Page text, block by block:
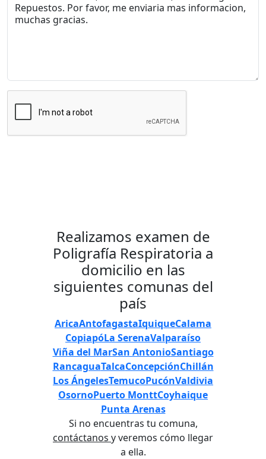
Realizamos examen de
Poligrafía Respiratoria a
domicilio en las
siguientes comunas del
país
AricaAntofagastaIquiqueCalama
CopiapóLa SerenaValparaíso
Viña del MarSan AntonioSantiago
RancaguaTalcaConcepciónChillán
Los ÁngelesTemucoPucónValdivia
OsornoPuerto MonttCoyhaique
Punta Arenas
Si no encuentras tu comuna,
contáctanos y veremos cómo llegar
a ella.